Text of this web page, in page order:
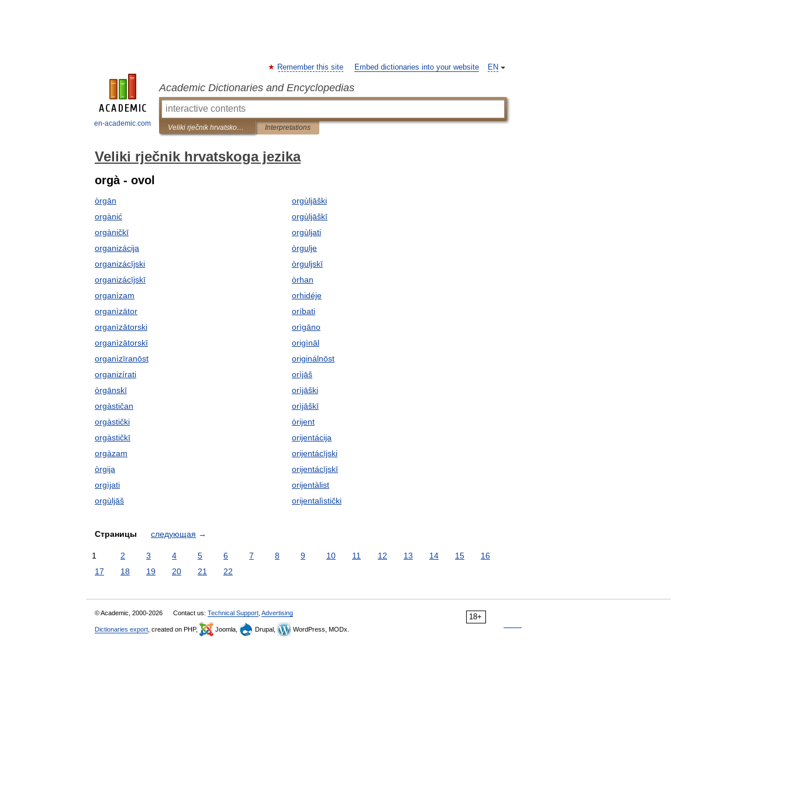
en-academic.com
EN
Remember this site Embed dictionaries into your website
Academic Dictionaries and Encyclopedias
Veliki rječnik hrvatskoga jezika Interpretations
Veliki rječnik hrvatskoga jezika
orgà - ovol
òrgān
orgànić
orgàničkī
organizácija
organizácījski
organizácījskī
organìzam
organìzātor
organìzātorski
organìzātorskī
organìzīranōst
organizírati
òrgānskī
orgàstičan
orgàstički
orgàstičkī
orgàzam
òrgija
orgìjati
orgùljāš
orgùljāški
orgùljāškī
orgùljati
òrgulje
òrguljskī
òrhan
orhidéje
oríbati
orìgāno
origìnāl
originálnōst
orìjāš
orìjāški
orìjāškī
òrijent
orijentácija
orijentácījski
orijentácījskī
orijentàlist
orijentalìstički
Страницы следующая →
1 2 3 4 5 6 7 8 9 10 11 12 13 14 15
16
17
18 19 20 21 22
18+
© Academic, 2000-2026 Contact us: Technical Support Advertising
Dictionaries export , created on PHP, Joomla, Drupal, WordPress, MODx.